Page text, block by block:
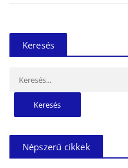
Keresés
Népszerű cikkek